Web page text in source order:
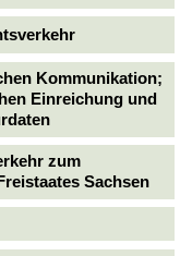
Kommunikation;
Einreichung und
zum
Sachsen